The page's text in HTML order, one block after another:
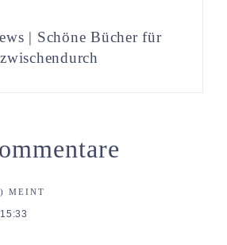
| Schöne Bücher für
zwischendurch
MEINT